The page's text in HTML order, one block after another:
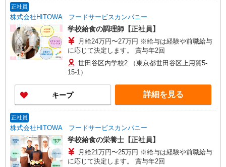
正社員
株式会社HITOWA フードサービスカンパニー
学校給食の調理師【正社員】
月給24万円〜27万円 ※給与は経験や前職給与
に応じて決定します。 賞与年2回
世田谷区内学校2 （東京都世田谷区上用賀5-
15-1）
キープ 詳細を見る
正社員
株式会社HITOWA フードサービスカンパニー
学校給食の栄養士【正社員】
月給21万円〜25万円 ※給与は経験や前職給与
に応じて決定します。 賞与年2回